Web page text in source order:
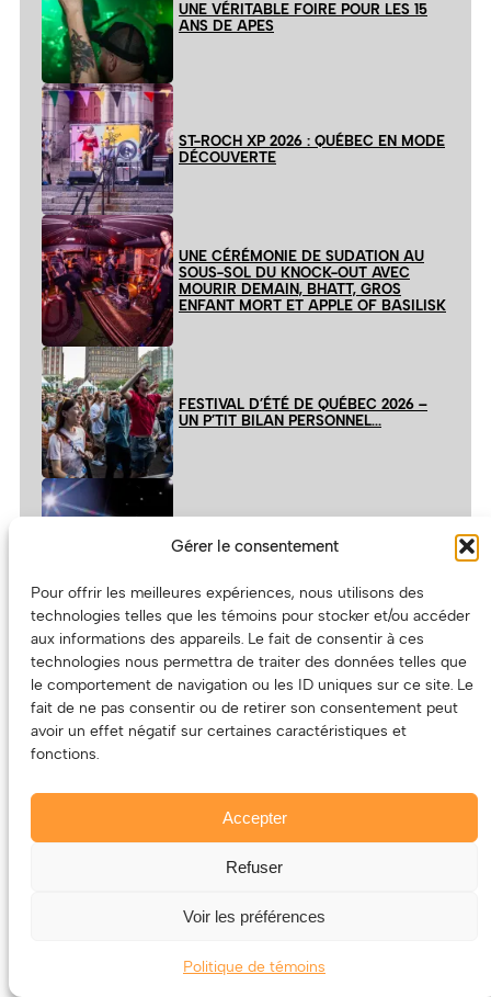
Gérer le consentement
Pour offrir les meilleures expériences, nous utilisons des
technologies telles que les témoins pour stocker et/ou accéder
aux informations des appareils. Le fait de consentir à ces
technologies nous permettra de traiter des données telles que
le comportement de navigation ou les ID uniques sur ce site. Le
fait de ne pas consentir ou de retirer son consentement peut
avoir un effet négatif sur certaines caractéristiques et
fonctions.
Accepter
Refuser
Voir les préférences
Politique de témoins
UNE VÉRITABLE FOIRE POUR LES 15
ANS DE APES
ST-ROCH XP 2026 : QUÉBEC EN MODE
DÉCOUVERTE
UNE CÉRÉMONIE DE SUDATION AU
SOUS-SOL DU KNOCK-OUT AVEC
MOURIR DEMAIN, BHATT, GROS
ENFANT MORT ET APPLE OF BASILISK
FESTIVAL D’ÉTÉ DE QUÉBEC 2026 –
UN P’TIT BILAN PERSONNEL…
FESTIVAL D’ÉTÉ DE QUÉBEC – 19
JUILLET 2026
ÉVÉNEMENTS À VENIR
TOUS NOS ÉVÉNEMENTS
ÉCOUTEZ VOS RADIOS
COMMUNAUTAIRES ET
UNIVERSITAIRES LOCALES